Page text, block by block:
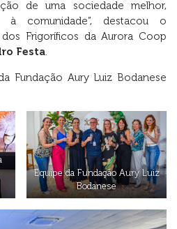
de uma sociedade melhor,
à comunidade”, destacou o
Frigoríficos da Aurora Coop
Festa.
Fundação Aury Luiz Bodanese
Equipe da Fundação Aury Luiz
Bodanese